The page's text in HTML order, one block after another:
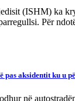
(ISHM) ka
Për
pas aksidentit ku u
në